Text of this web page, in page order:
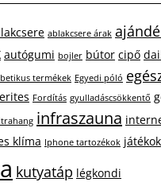
ablakcsere árak
autógumi bojler bútor cipő
termékek Egyedi póló
Fordítás gyulladáscsökkentő
infraszauna
klíma Iphone tartozékok játékok
kutyatáp légkondi